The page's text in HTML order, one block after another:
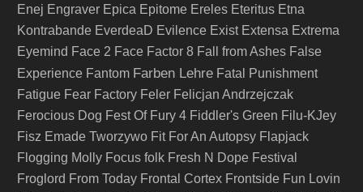
Enej Engraver Epica Epitome Ereles Eteritus Etna
Kontrabande EverdeaD Evilence Exist Extensa Extrema
Eyemind Face 2 Face Factor 8 Fall from Ashes False
Experience Fantom Farben Lehre Fatal Punishment
Fatigue Fear Factory Feler Felicjan Andrzejczak
Ferocious Dog Fest Of Fury 4 Fiddler's Green Filu-KJey
Fisz Emade Tworzywo Fit For An Autopsy Flapjack
Flogging Molly Focus folk Fresh N Dope Festival
Froglord From Today Frontal Cortex Frontside Fun Lovin